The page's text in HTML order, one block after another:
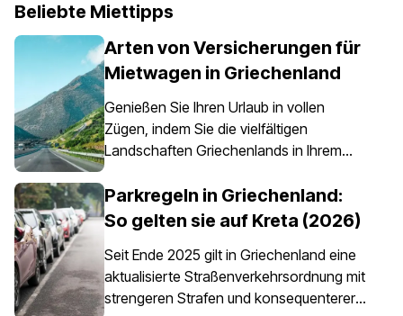
Beliebte Miettipps
Arten von Versicherungen für
Mietwagen in Griechenland
Genießen Sie Ihren Urlaub in vollen
Zügen, indem Sie die vielfältigen
Landschaften Griechenlands in Ihrem
dank eines Mietwagens ganz einfach
möglich ist. Es ist jedoch wichtig zu
Griechenland nicht nur eine Option ist,
sondern für alle Mietfahrzeuge
vorgeschrieben ist.
Parkregeln in Griechenland:
So gelten sie auf Kreta (2026)
Seit Ende 2025 gilt in Griechenland eine
aktualisierte Straßenverkehrsordnung mit
strengeren Strafen und konsequenterer